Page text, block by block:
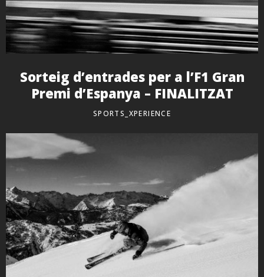
Sorteig d’entrades per a l’F1 Gran
Premi d’Espanya – FINALITZAT
SPORTS_XPERIENCE